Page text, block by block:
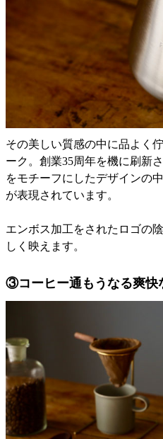
その美しい質感の中に品よく
ーク。創業35周年を機に刷新
をモチーフにしたデザインの
が表現されています。
エンボス加工をされたロゴの
しく映えます。
③コーヒー通もうなる爽快